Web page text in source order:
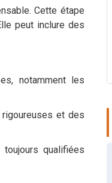
Cette étape
peut inclure des
notamment les
et des
qualifiées